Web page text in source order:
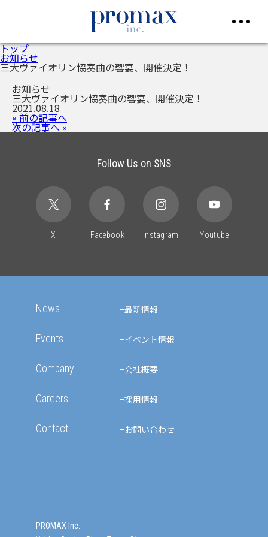
トップ
お知らせ
三大ヴァイオリン協奏曲の響宴、開催決定！
お知らせ
三大ヴァイオリン協奏曲の響宴、開催決定！
2021.08.18
« 前の記事へ
次の記事へ »
Follow Us on SNS
X Facebook Instagram Youtube
News 最新情報
Events イベント情報
Company 会社概要
Careers 採用情報
Contact お問い合わせ
PROMAX Inc.